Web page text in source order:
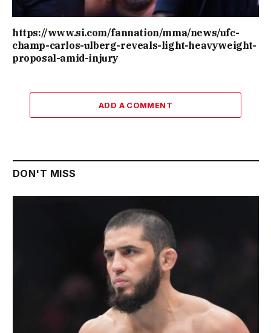
https://www.si.com/fannation/mma/news/ufc-
champ-carlos-ulberg-reveals-light-heavyweight-
proposal-amid-injury
ADD A COMMENT
DON'T MISS